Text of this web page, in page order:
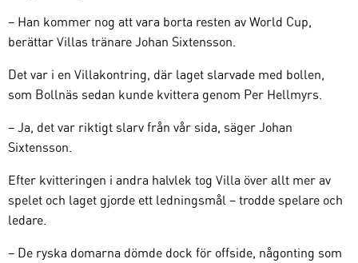
– Han kommer nog att vara borta resten av World Cup,
berättar Villas tränare Johan Sixtensson.
Det var i en Villakontring, där laget slarvade med bollen,
som Bollnäs sedan kunde kvittera genom Per Hellmyrs.
– Ja, det var riktigt slarv från vår sida, säger Johan
Sixtensson.
Efter kvitteringen i andra halvlek tog Villa över allt mer av
spelet och laget gjorde ett ledningsmål – trodde spelare och
ledare.
– De ryska domarna dömde dock för offside, någonting som